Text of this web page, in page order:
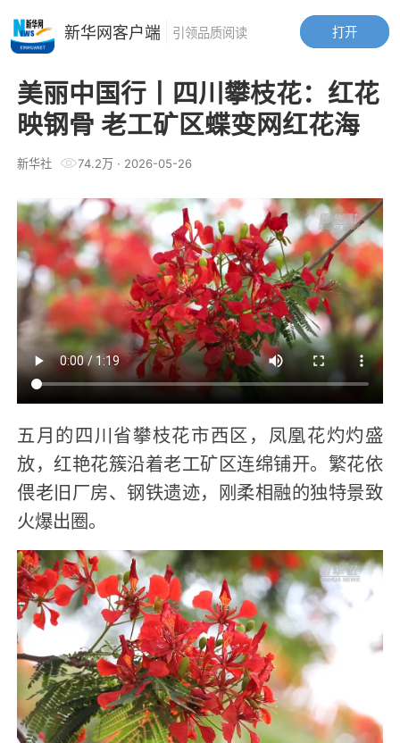
美丽中国行丨四川攀枝花：红花
映钢骨 老工矿区蝶变网红花海
新华社 74.2万· 2026-05-26
五月的四川省攀枝花市西区，凤凰花灼灼盛
放，红艳花簇沿着老工矿区连绵铺开。繁花依
偎老旧厂房、钢铁遗迹，刚柔相融的独特景致
火爆出圈。
打开
新华网客户端 引领品质阅读